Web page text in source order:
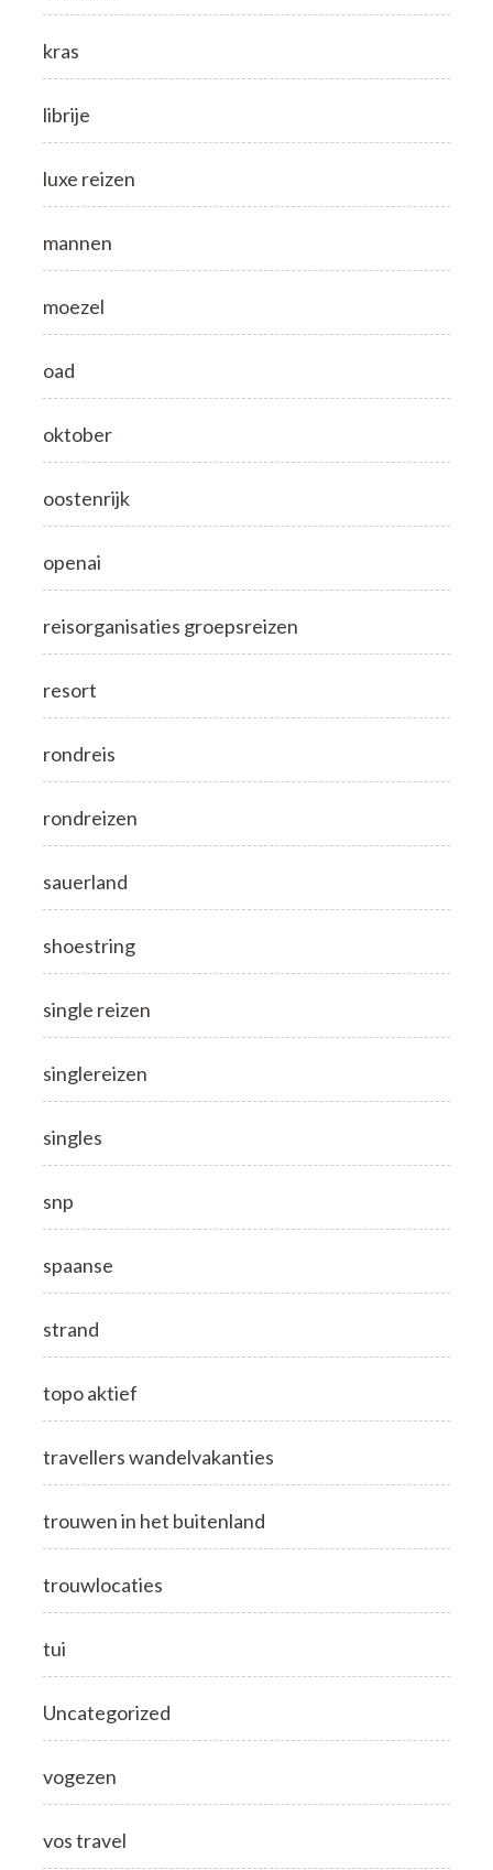
kras
librije
luxe reizen
mannen
moezel
oad
oktober
oostenrijk
openai
reisorganisaties groepsreizen
resort
rondreis
rondreizen
sauerland
shoestring
single reizen
singlereizen
singles
snp
spaanse
strand
topo aktief
travellers wandelvakanties
trouwen in het buitenland
trouwlocaties
tui
Uncategorized
vogezen
vos travel